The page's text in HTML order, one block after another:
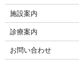
施設案内
診療案内
お問い合わせ